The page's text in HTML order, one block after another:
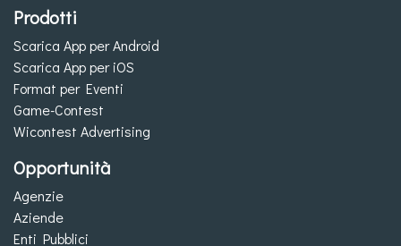
Prodotti
Scarica App per Android
Scarica App per iOS
Format per Eventi
Game-Contest
Wicontest Advertising
Opportunità
Agenzie
Aziende
Enti Pubblici